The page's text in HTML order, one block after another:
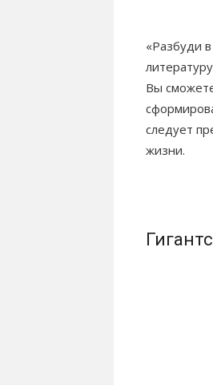
«Разбуди
Вы
следует
жизни.